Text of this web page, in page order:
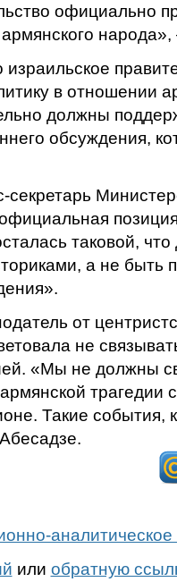
официально
в отношении
должны
обсуждения,
секретарь
таковой,
а не быть
от
не
«Мы не должны
трагедии
Такие события,
аналитическое
или обратную